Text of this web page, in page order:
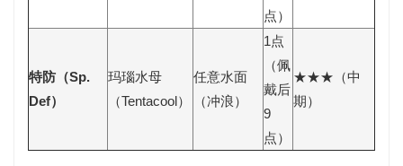
点）
特防（Sp.
Def）
玛瑙水母
（Tentacool）
任意水面
（冲浪）
1点
（佩
戴后
9
点）
★★★（中
期）